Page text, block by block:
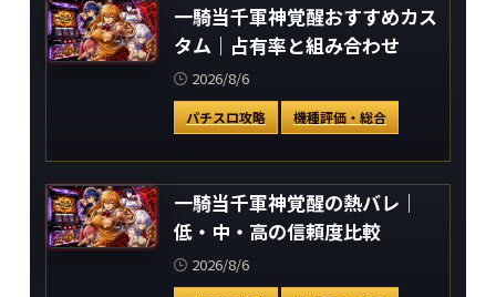
一騎当千軍神覚醒おすすめカス
タム｜占有率と組み合わせ
2026/8/6
パチスロ攻略 機種評価・総合
一騎当千軍神覚醒の熱バレ｜
低・中・高の信頼度比較
2026/8/6